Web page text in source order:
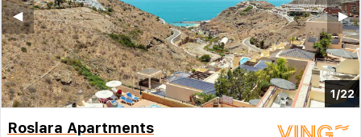
1/22
▶︎
◀︎
Roslara Apartments